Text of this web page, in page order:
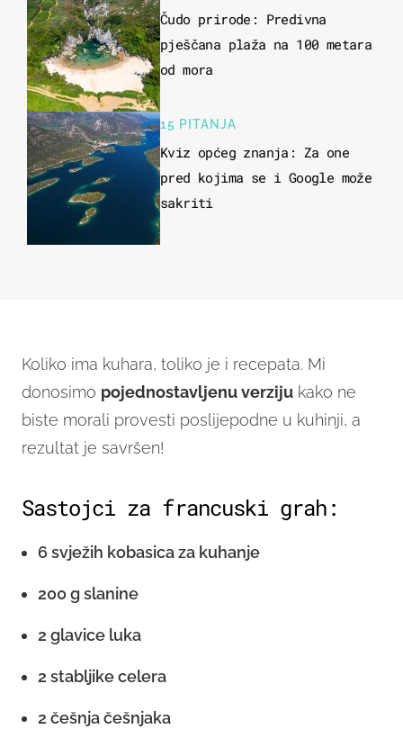
Čudo prirode: Predivna
pješčana plaža na 100 metara
od mora
15 PITANJA
Kviz općeg znanja: Za one
pred kojima se i Google može
sakriti
Koliko ima kuhara, toliko je i recepata. Mi
donosimo pojednostavljenu verziju kako ne
biste morali provesti poslijepodne u kuhinji, a
rezultat je savršen!
Sastojci za francuski grah:
6 svježih kobasica za kuhanje
200 g slanine
2 glavice luka
2 stabljike celera
2 češnja češnjaka